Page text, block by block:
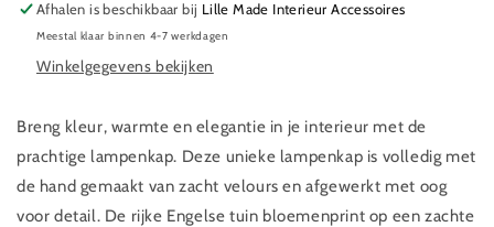
TUIN
VELOURS
TUIN
VELOURS
Afhalen is beschikbaar bij Lille Made Interieur Accessoires
Meestal klaar binnen 4-7 werkdagen
Winkelgegevens bekijken
Breng kleur, warmte en elegantie in je interieur met de
prachtige lampenkap. Deze unieke lampenkap is volledig met
de hand gemaakt van zacht velours en afgewerkt met oog
voor detail. De rijke Engelse tuin bloemenprint op een zachte